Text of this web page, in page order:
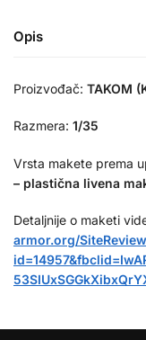
Opis
Proizvođač: TAKOM
Razmera: 1/35
Vrsta makete prema
– plastična livena
Detaljnije o maketi
armor.org/